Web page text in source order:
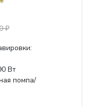
₽
Вт
помпа/